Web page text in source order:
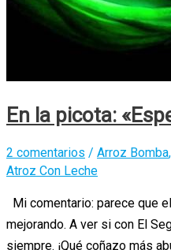
En la picota:
2 comentarios / Arroz Bomba,
Atroz Con Leche
Mi comentario: parece que
mejorando. A ver si con El
siempre. ¡Qué coñazo más